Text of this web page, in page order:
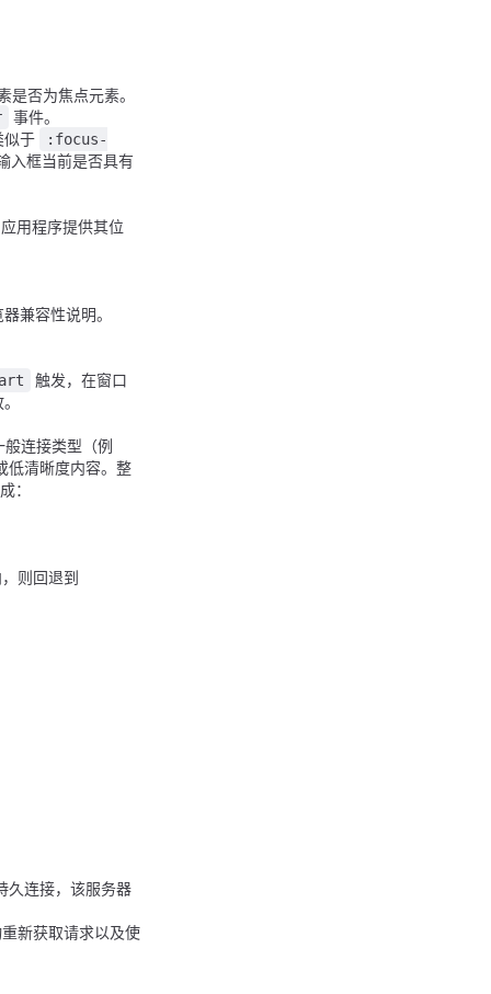
否为焦点元素。
事件。
似于
:focus-
入框当前是否具有
用程序提供其位
兼容性说明。
触发，在窗口
连接类型（例
低清晰度内容。整
：
则回退到
久连接，该服务器
新获取请求以及使